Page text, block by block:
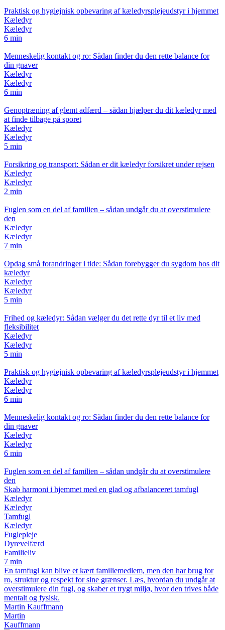
Praktisk og hygiejnisk opbevaring af kæledyrsplejeudstyr i hjemmet
Kæledyr
Kæledyr
6 min
Menneskelig kontakt og ro: Sådan finder du den rette balance for
din gnaver
Kæledyr
Kæledyr
6 min
Genoptræning af glemt adfærd – sådan hjælper du dit kæledyr med
at finde tilbage på sporet
Kæledyr
Kæledyr
5 min
Forsikring og transport: Sådan er dit kæledyr forsikret under rejsen
Kæledyr
Kæledyr
2 min
Fuglen som en del af familien – sådan undgår du at overstimulere
den
Kæledyr
Kæledyr
7 min
Opdag små forandringer i tide: Sådan forebygger du sygdom hos dit
kæledyr
Kæledyr
Kæledyr
5 min
Frihed og kæledyr: Sådan vælger du det rette dyr til et liv med
fleksibilitet
Kæledyr
Kæledyr
5 min
Praktisk og hygiejnisk opbevaring af kæledyrsplejeudstyr i hjemmet
Kæledyr
Kæledyr
6 min
Menneskelig kontakt og ro: Sådan finder du den rette balance for
din gnaver
Kæledyr
Kæledyr
6 min
Fuglen som en del af familien – sådan undgår du at overstimulere
den
Skab harmoni i hjemmet med en glad og afbalanceret tamfugl
Kæledyr
Kæledyr
Tamfugl
Kæledyr
Fuglepleje
Dyrevelfærd
Familieliv
7 min
En tamfugl kan blive et kært familiemedlem, men den har brug for
ro, struktur og respekt for sine grænser. Læs, hvordan du undgår at
overstimulere din fugl, og skaber et trygt miljø, hvor den trives både
mentalt og fysisk.
Martin Kauffmann
Martin
Kauffmann